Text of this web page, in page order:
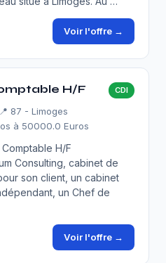
Voir l'offre →
H/F CDI
📍 87 - Limoges
à 50000.0 Euros
H/F
Consulting, cabinet de
son client, un cabinet
un Chef de
Voir l'offre →